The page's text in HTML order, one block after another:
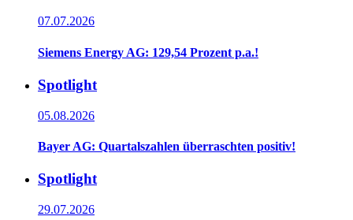
07.07.2026
Siemens Energy AG: 129,54 Prozent p.a.!
Spotlight
05.08.2026
Bayer AG: Quartalszahlen überraschten positiv!
Spotlight
29.07.2026